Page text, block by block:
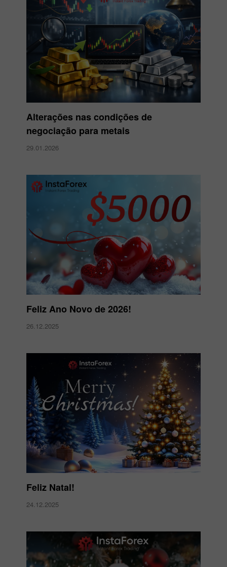
Alterações nas condições de
negociação para metais
29.01.2026
Feliz Ano Novo de 2026!
26.12.2025
Feliz Natal!
24.12.2025